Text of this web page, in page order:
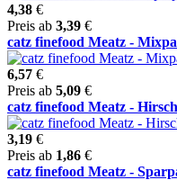
4,38 €
Preis ab 3,39 €
catz finefood Meatz -
6,57 €
Preis ab 5,09 €
catz finefood Meatz -
3,19 €
Preis ab 1,86 €
catz finefood Meatz -